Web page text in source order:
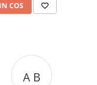
COS
A C